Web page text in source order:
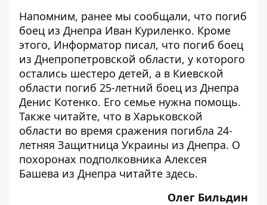
Напомним, ранее мы сообщали, что погиб
боец из Днепра Иван Куриленко. Кроме
этого, Информатор писал, что погиб боец
из Днепропетровской области, у которого
остались шестеро детей, а в Киевской
области погиб 25-летний боец из Днепра
Денис Котенко. Его семье нужна помощь.
Также читайте, что в Харьковской
области во время сражения погибла 24-
летняя Защитница Украины из Днепра. О
похоронах подполковника Алексея
Башева из Днепра читайте здесь.
Олег Бильдин